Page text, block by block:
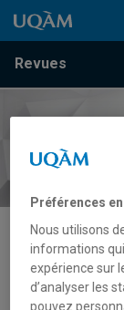
Passer au contenu
Accéder au menu
Accéder à la
Passer au contenu
Accéder au menu
Revues
Préférences
Nous utilisons
informations
expérience sur
d’analyser les
pouvez